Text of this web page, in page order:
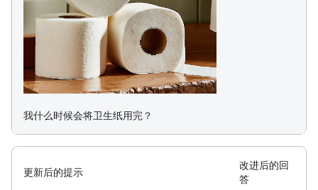
我什么时候会将卫生纸用完？
更新后的提示
改进后的回
答